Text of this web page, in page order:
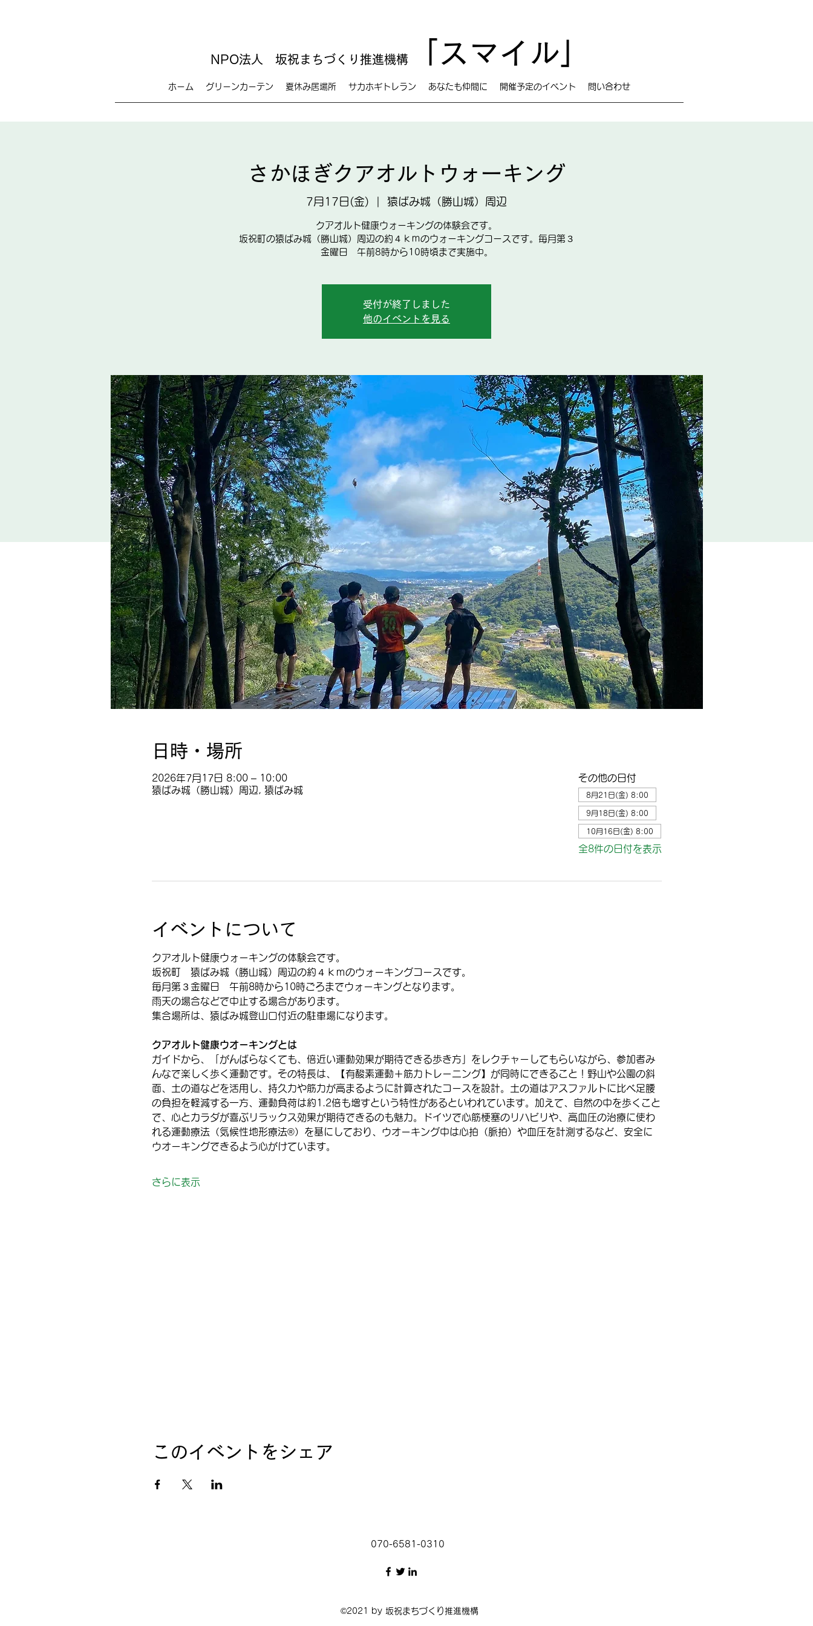
NPO法人 坂祝まちづくり推進機構 「スマイル」
ホーム グリーンカーテン 夏休み居場所 サカホギトレラン あなたも仲間に 開催予定のイベント 問い合わせ
さかほぎクアオルトウォーキング
7月17日(金) 猿ばみ城（勝山城）周辺
クアオルト健康ウォーキングの体験会です。
坂祝町の猿ばみ城（勝山城）周辺の約４ｋｍのウォーキングコースです。毎月第３
金曜日 午前8時から10時頃まで実施中。
受付が終了しました
他のイベントを見る
日時・場所
2026年7月17日 8:00 – 10:00
猿ばみ城（勝山城）周辺, 猿ばみ城
その他の日付
8月21日(金) 8:00
9月18日(金) 8:00
10月16日(金) 8:00
全8件の日付を表示
イベントについて
クアオルト健康ウォーキングの体験会です。
坂祝町　猿ばみ城（勝山城）周辺の約４ｋｍのウォーキングコースです。
毎月第３金曜日　午前8時から10時ごろまでウォーキングとなります。
雨天の場合などで中止する場合があります。
集合場所は、猿ばみ城登山口付近の駐車場になります。
クアオルト健康ウオーキングとは
ガイドから、「がんばらなくても、倍近い運動効果が期待できる歩き方」をレクチャーしてもらいながら、参加者み
んなで楽しく歩く運動です。その特長は、【有酸素運動＋筋力トレーニング】が同時にできること！野山や公園の斜
面、土の道などを活用し、持久力や筋力が高まるように計算されたコースを設計。土の道はアスファルトに比べ足腰
の負担を軽減する一方、運動負荷は約1.2倍も増すという特性があるといわれています。加えて、自然の中を歩くこと
で、心とカラダが喜ぶリラックス効果が期待できるのも魅力。ドイツで心筋梗塞のリハビリや、高血圧の治療に使わ
れる運動療法（気候性地形療法®）を基にしており、ウオーキング中は心拍（脈拍）や血圧を計測するなど、安全に
ウオーキングできるよう心がけています。
さらに表示
このイベントをシェア
070-6581-0310
©2021 by 坂祝まちづくり推進機構